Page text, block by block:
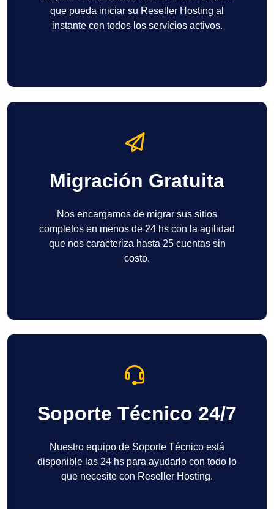
que pueda iniciar su Reseller Hosting al
instante con todos los servicios activos.
Migración Gratuita
Nos encargamos de migrar sus sitios
completos en menos de 24 hs con la agilidad
que nos caracteriza hasta 25 cuentas sin
costo.
Soporte Técnico 24/7
Nuestro equipo de Soporte Técnico está
disponible las 24 hs para ayudarlo con todo lo
que necesite con Reseller Hosting.